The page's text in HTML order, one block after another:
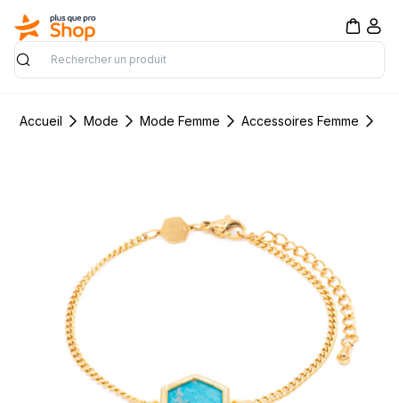
Rechercher
Accueil Mode Mode Femme Accessoires Femme